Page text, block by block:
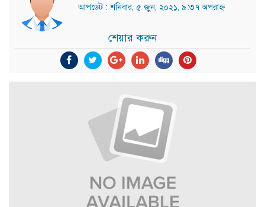
আপডেট : শনিবার, ৫ জুন, ২০২১, ৯:৩৭ অপরাহ্ন
শেয়ার করুন